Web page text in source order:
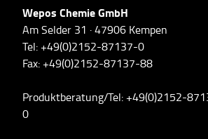
Wepos Chemie GmbH
Am Selder 31 · 47906 Kempen
Tel: +49(0)2152-87137-0
Fax: +49(0)2152-87137-88
Produktberatung/Tel: +49(0)2152-
0